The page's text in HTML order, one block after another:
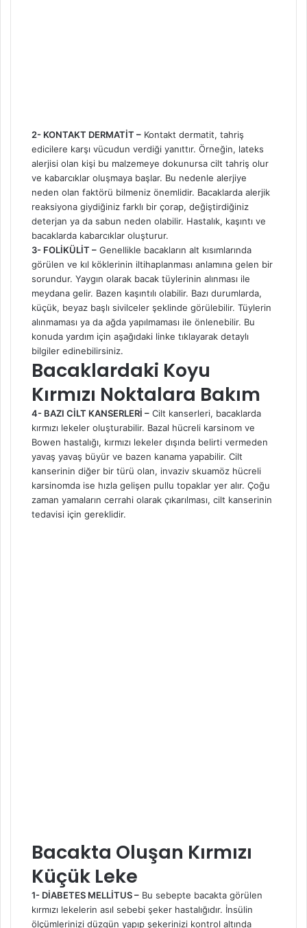
2- KONTAKT DERMATİT – Kontakt dermatit, tahriş
edicilere karşı vücudun verdiği yanıttır. Örneğin, lateks
alerjisi olan kişi bu malzemeye dokunursa cilt tahriş olur
ve kabarcıklar oluşmaya başlar. Bu nedenle alerjiye
neden olan faktörü bilmeniz önemlidir. Bacaklarda alerjik
reaksiyona giydiğiniz farklı bir çorap, değiştirdiğiniz
deterjan ya da sabun neden olabilir. Hastalık, kaşıntı ve
bacaklarda kabarcıklar oluşturur.
3- FOLİKÜLİT – Genellikle bacakların alt kısımlarında
görülen ve kıl köklerinin iltihaplanması anlamına gelen bir
sorundur. Yaygın olarak bacak tüylerinin alınması ile
meydana gelir. Bazen kaşıntılı olabilir. Bazı durumlarda,
küçük, beyaz başlı sivilceler şeklinde görülebilir. Tüylerin
alınmaması ya da ağda yapılmaması ile önlenebilir. Bu
konuda yardım için aşağıdaki linke tıklayarak detaylı
bilgiler edinebilirsiniz.
Bacaklardaki Koyu
Kırmızı Noktalara Bakım
4- BAZI CİLT KANSERLERİ – Cilt kanserleri, bacaklarda
kırmızı lekeler oluşturabilir. Bazal hücreli karsinom ve
Bowen hastalığı, kırmızı lekeler dışında belirti vermeden
yavaş yavaş büyür ve bazen kanama yapabilir. Cilt
kanserinin diğer bir türü olan, invaziv skuamöz hücreli
karsinomda ise hızla gelişen pullu topaklar yer alır. Çoğu
zaman yamaların cerrahi olarak çıkarılması, cilt kanserinin
tedavisi için gereklidir.
Bacakta Oluşan Kırmızı
Küçük Leke
1- DİABETES MELLİTUS – Bu sebepte bacakta görülen
kırmızı lekelerin asıl sebebi şeker hastalığıdır. İnsülin
ölçümlerinizi düzgün yapıp şekerinizi kontrol altında